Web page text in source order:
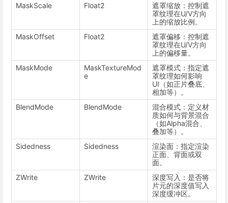
MaskScale
Float2
遮罩缩放：控制遮
罩纹理在U/V方向
上的缩放比例。
MaskOffset
Float2
遮罩偏移：控制遮
罩纹理在U/V方向
上的偏移量。
MaskMode
MaskTextureMod
e
遮罩模式：指定遮
罩纹理如何影响
UI（如正片叠底、
相加等）。
BlendMode
BlendMode
混合模式：定义材
质如何与背景混合
（如Alpha混合、
叠加等）。
Sidedness
Sidedness
渲染面：指定渲染
正面、背面或双
面。
ZWrite
ZWrite
深度写入：是否将
片元的深度值写入
深度缓冲区。